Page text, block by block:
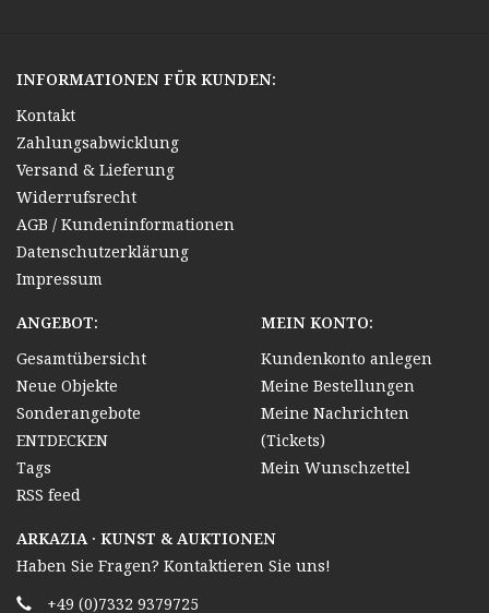
INFORMATIONEN FÜR KUNDEN:
Kontakt
Zahlungsabwicklung
Versand & Lieferung
Widerrufsrecht
AGB / Kundeninformationen
Datenschutzerklärung
Impressum
ANGEBOT:
Gesamtübersicht
Neue Objekte
Sonderangebote
ENTDECKEN
Tags
RSS feed
MEIN KONTO:
Kundenkonto anlegen
Meine Bestellungen
Meine Nachrichten
(Tickets)
Mein Wunschzettel
ARKAZIA · KUNST & AUKTIONEN
Haben Sie Fragen? Kontaktieren Sie uns!
+49 (0)7332 9379725